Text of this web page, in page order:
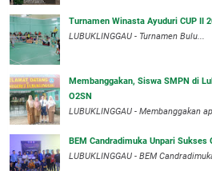
Turnamen Winasta Ayuduri CUP II
LUBUKLINGGAU - Turnamen Bulu...
Membanggakan, Siswa SMPN di
O2SN
LUBUKLINGGAU - Membanggakan
BEM Candradimuka Unpari Sukses
LUBUKLINGGAU - BEM